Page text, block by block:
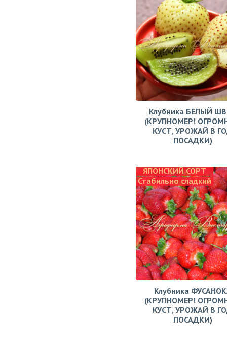
Клубника БЕЛЫЙ
(КРУПНОМЕР!
КУСТ, УРОЖАЙ В
ПОСАДКИ)
ЯПОНСКИЙ СОРТ
Стабильно сладкий
Клубника
(КРУПНОМЕР!
КУСТ, УРОЖАЙ В
ПОСАДКИ)